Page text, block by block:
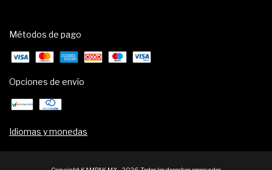
Métodos de pago
Opciones de envío
Idiomas y monedas